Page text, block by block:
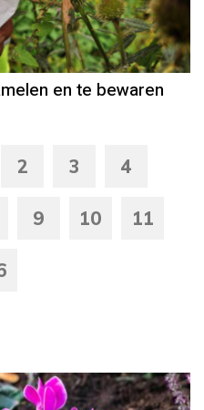
en te bewaren
2 3 4
9 10 11